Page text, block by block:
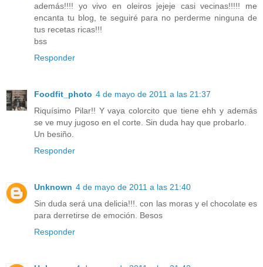
además!!!! yo vivo en oleiros jejeje casi vecinas!!!!! me
encanta tu blog, te seguiré para no perderme ninguna de
tus recetas ricas!!!
bss
Responder
Foodfit_photo 4 de mayo de 2011 a las 21:37
Riquísimo Pilar!! Y vaya colorcito que tiene ehh y además
se ve muy jugoso en el corte. Sin duda hay que probarlo.
Un besiño.
Responder
Unknown 4 de mayo de 2011 a las 21:40
Sin duda será una delicia!!!. con las moras y el chocolate es
para derretirse de emoción. Besos
Responder